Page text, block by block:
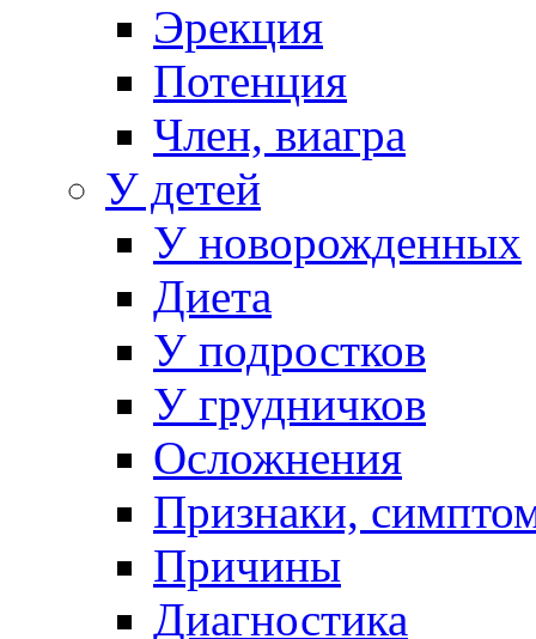
Эрекция
Потенция
Член, виагра
У детей
У новорожденных
Диета
У подростков
У грудничков
Осложнения
Признаки,
Причины
Диагностика